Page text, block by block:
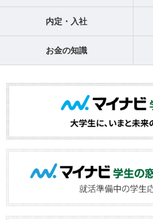
内定・入社
お金の知識